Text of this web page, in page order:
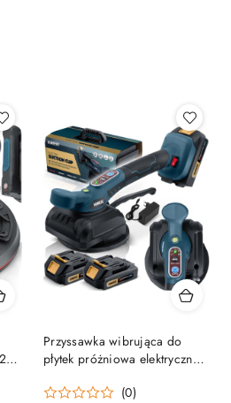
Przyssawka wibrująca do
płytek próżniowa elektryczna
(0)